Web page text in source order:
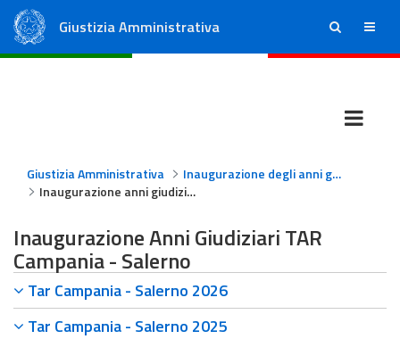
Giustizia Amministrativa ricerca menu
Giustizia Amministrativa
Inaugurazione degli anni giudiziari
Inaugurazione anni giudiziari TAR Campania - Salerno
Inaugurazione Anni Giudiziari TAR
Campania - Salerno
Tar Campania - Salerno 2026
Tar Campania - Salerno 2025